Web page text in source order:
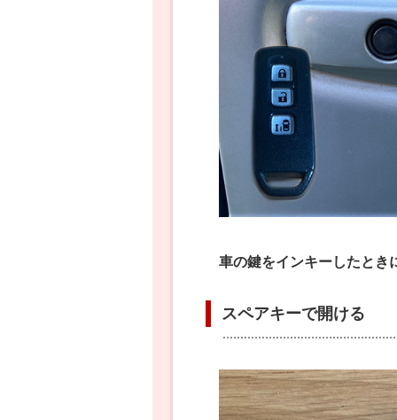
車の鍵をインキーしたとき
スペアキーで開ける